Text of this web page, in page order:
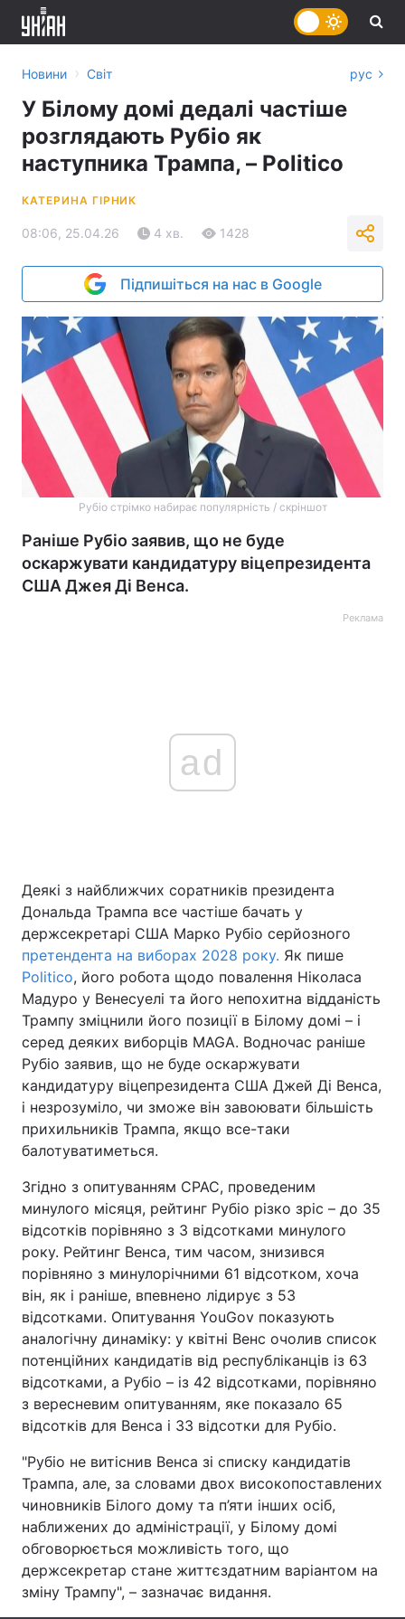
Головна Війна
Україна Політика
Економіка
Спорт Наука
Техно і зв'язок Лайт
Зброя Інциденти
Здоров'я Туризм
Екологія Регіони
Лонгріди
Відео з Youtube Статті
Інтерв'ю Думки
Архів Вакансії
Контакти
Послуги
Новини › Світ рус
У Білому домі дедалі частіше
розглядають Рубіо як
наступника Трампа, – Politico
КАТЕРИНА ГІРНИК
08:06, 25.04.26 4 хв. 1428
Підпишіться на нас в Google
Рубіо стрімко набирає популярність / скріншот
Раніше Рубіо заявив, що не буде
оскаржувати кандидатуру віцепрезидента
США Джея Ді Венса.
Реклама
ad
Деякі з найближчих соратників президента
Дональда Трампа все частіше бачать у
держсекретарі США Марко Рубіо серйозного
претендента на виборах 2028 року. Як пише
Politico, його робота щодо повалення Ніколаса
Мадуро у Венесуелі та його непохитна відданість
Трампу зміцнили його позиції в Білому домі – і
серед деяких виборців MAGA. Водночас раніше
Рубіо заявив, що не буде оскаржувати
кандидатуру віцепрезидента США Джей Ді Венса,
і незрозуміло, чи зможе він завоювати більшість
прихильників Трампа, якщо все-таки
балотуватиметься.
Згідно з опитуванням CPAC, проведеним
минулого місяця, рейтинг Рубіо різко зріс – до 35
відсотків порівняно з 3 відсотками минулого
року. Рейтинг Венса, тим часом, знизився
порівняно з минулорічними 61 відсотком, хоча
він, як і раніше, впевнено лідирує з 53
відсотками. Опитування YouGov показують
аналогічну динаміку: у квітні Венс очолив список
потенційних кандидатів від республіканців із 63
відсотками, а Рубіо – із 42 відсотками, порівняно
з вересневим опитуванням, яке показало 65
відсотків для Венса і 33 відсотки для Рубіо.
"Рубіо не витіснив Венса зі списку кандидатів
Трампа, але, за словами двох високопоставлених
чиновників Білого дому та п’яти інших осіб,
наближених до адміністрації, у Білому домі
обговорюється можливість того, що
держсекретар стане життєздатним варіантом на
зміну Трампу", – зазначає видання.